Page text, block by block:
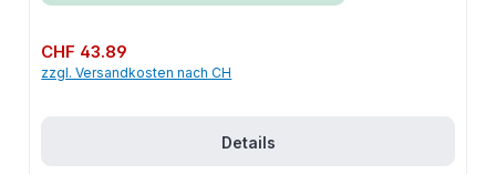
Regulärer Preis:
CHF 43.89
zzgl. Versandkosten nach CH
Details